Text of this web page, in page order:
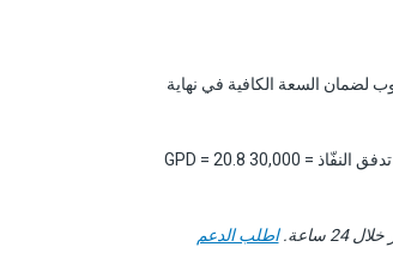
حجم المضخة 10% فوق الواجب المحسوب لضمان السعة الكافية في نهاية
فندق ساحلي يحتاج إلى 30,000 GPD من SWRO مع استرداد طاقة ERI PX-Q300. تدفق النفّاذ = 30,000 GPD = 20.8
ساعة.
اطلب الدعم